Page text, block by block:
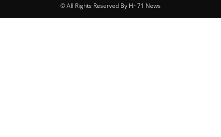
© All Rights Reserved By Hr 71 News